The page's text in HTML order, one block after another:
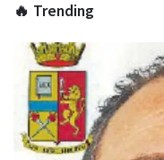
🔥 Trending